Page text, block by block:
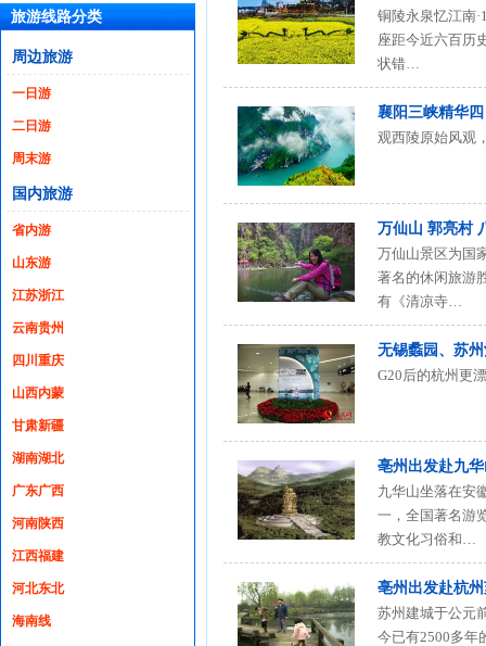
旅游线路分类
周边旅游
一日游
二日游
周末游
国内旅游
省内游
山东游
江苏浙江
云南贵州
四川重庆
山西内蒙
甘肃新疆
湖南湖北
广东广西
河南陕西
江西福建
河北东北
海南线
铜陵永泉忆江南
座距今近六百历
状错…
襄阳三峡精华
观西陵原始风观
万仙山 郭亮村
万仙山景区为国
著名的休闲旅游
有《清凉寺…
无锡蠡园、苏
G20后的杭州更
亳州出发赴九
九华山坐落在安
一，全国著名游
教文化习俗和…
亳州出发赴杭
苏州建城于公元
今已有2500多年